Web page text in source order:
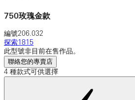
750玫瑰金款
編號206.032
探索1815
此型號非目前在售作品。
聯絡您的專賣店
4 種款式可供選擇